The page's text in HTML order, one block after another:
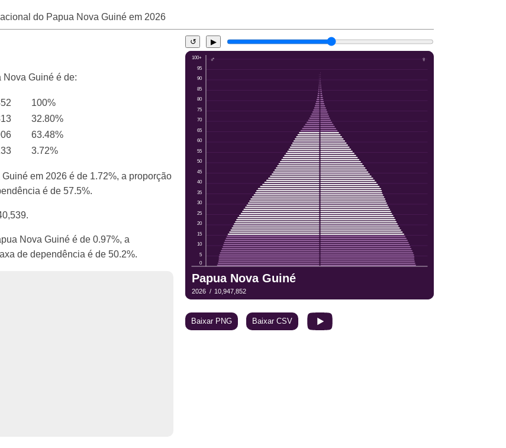
do Papua Nova Guiné em 2026
Guiné é de:
100%
32.80%
63.48%
3.72%
em 2026 é de 1.72%, a proporção
é de 57.5%.
Nova Guiné é de 0.97%, a
de dependência é de 50.2%.
↺ ▶
Baixar PNG Baixar CSV